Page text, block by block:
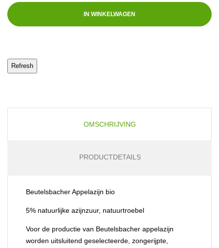
IN WINKELWAGEN
OMSCHRIJVING
PRODUCTDETAILS
Beutelsbacher Appelazijn bio
5% natuurlijke azijnzuur, natuurtroebel
Voor de productie van Beutelsbacher appelazijn
worden uitsluitend geselecteerde, zongerijpte,